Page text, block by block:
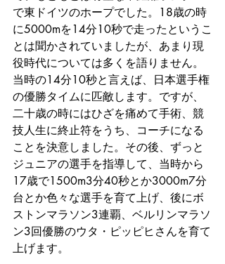
で東ドイツのホープでした。18歳の時
に5000mを14分10秒で走ったというこ
とは聞かされていましたが、あまり現
役時代については多くを語りません。
当時の14分10秒と言えば、日本選手権
の優勝タイムに匹敵します。ですが、
二十歳の時にはひざを痛めて手術、競
技人生に終止符をうち、コーチになる
ことを決意しました。その後、ずっと
ジュニアの選手を指導して、当時から
17歳で1500m3分40秒とか3000m7分
台とか色々な選手を育て上げ、後にボ
ストンマラソン3連覇、ベルリンマラソ
ン3回優勝のウタ・ピッピヒさんを育て
上げます。